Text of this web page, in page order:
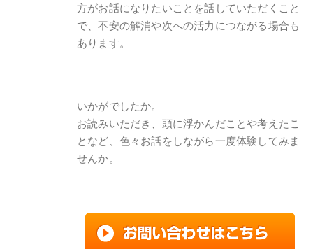
方がお話になりたいことを話していただくこと
で、不安の解消や次への活力につながる場合も
あります。
いかがでしたか。
お読みいただき、頭に浮かんだことや考えたこ
となど、色々お話をしながら一度体験してみま
せんか。